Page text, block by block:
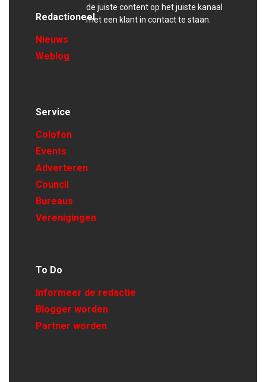
de juiste content op het juiste kanaal
met een klant in contact te staan.
Redactioneel
Nieuws
Weblog
Service
Colofon
Events
Adverteren
Council
Bureaus
Verenigingen
To Do
Informeer de redactie
Blogger worden
Partner worden